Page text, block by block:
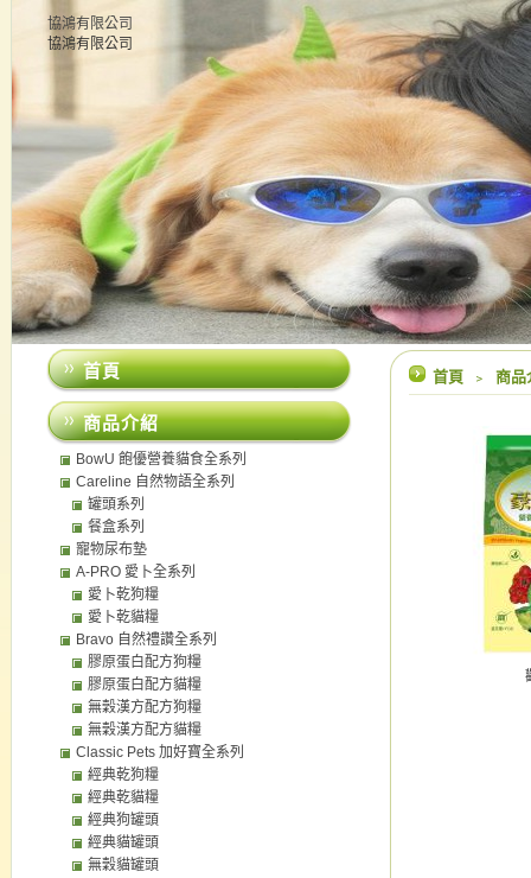
協鴻有限公司
協鴻有限公司
首頁 ﹥ 商
首頁
商品介紹
BowU 飽優營養貓食全系列
Careline 自然物語全系列
罐頭系列
餐盒系列
寵物尿布墊
A-PRO 愛卜全系列
愛卜乾狗糧
愛卜乾貓糧
Bravo 自然禮讚全系列
膠原蛋白配方狗糧
膠原蛋白配方貓糧
無穀漢方配方狗糧
無穀漢方配方貓糧
Classic Pets 加好寶全系列
經典乾狗糧
經典乾貓糧
經典狗罐頭
經典貓罐頭
無穀貓罐頭